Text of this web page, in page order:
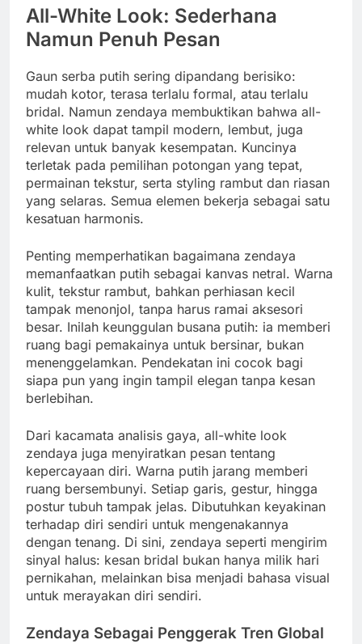
All-White Look: Sederhana
Namun Penuh Pesan
Gaun serba putih sering dipandang berisiko:
mudah kotor, terasa terlalu formal, atau terlalu
bridal. Namun zendaya membuktikan bahwa all-
white look dapat tampil modern, lembut, juga
relevan untuk banyak kesempatan. Kuncinya
terletak pada pemilihan potongan yang tepat,
permainan tekstur, serta styling rambut dan riasan
yang selaras. Semua elemen bekerja sebagai satu
kesatuan harmonis.
Penting memperhatikan bagaimana zendaya
memanfaatkan putih sebagai kanvas netral. Warna
kulit, tekstur rambut, bahkan perhiasan kecil
tampak menonjol, tanpa harus ramai aksesori
besar. Inilah keunggulan busana putih: ia memberi
ruang bagi pemakainya untuk bersinar, bukan
menenggelamkan. Pendekatan ini cocok bagi
siapa pun yang ingin tampil elegan tanpa kesan
berlebihan.
Dari kacamata analisis gaya, all-white look
zendaya juga menyiratkan pesan tentang
kepercayaan diri. Warna putih jarang memberi
ruang bersembunyi. Setiap garis, gestur, hingga
postur tubuh tampak jelas. Dibutuhkan keyakinan
terhadap diri sendiri untuk mengenakannya
dengan tenang. Di sini, zendaya seperti mengirim
sinyal halus: kesan bridal bukan hanya milik hari
pernikahan, melainkan bisa menjadi bahasa visual
untuk merayakan diri sendiri.
Zendaya Sebagai Penggerak Tren Global